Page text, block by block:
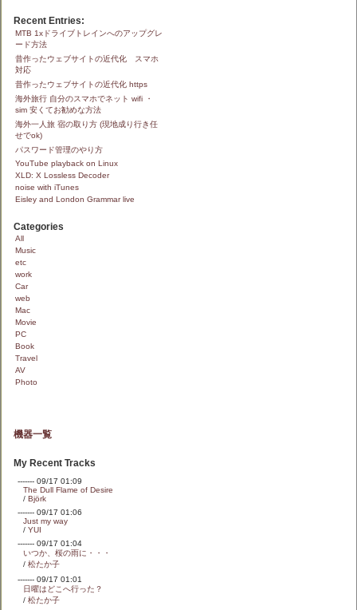
Recent Entries:
MTB 1xドライブトレインへのアップグレ
ード方法
昔作ったウェブサイトの近代化 スマホ
対応
昔作ったウェブサイトの近代化 https
海外旅行 自分のスマホでネット wifi ・
sim 安くてお勧めな方法
海外一人旅 宿の取り方 (現地成り行き任
せでok)
パスワード管理のやり方
YouTube playback on Linux
XLD: X Lossless Decoder
noise with iTunes
Eisley and London Grammar live
Categories
All
Music
etc
work
Car
web
Mac
Movie
PC
Book
Travel
AV
Photo
機器一覧
My Recent Tracks
------- 09/17 01:09
The Dull Flame of Desire
/ Björk
------- 09/17 01:06
Just my way
/ YUI
------- 09/17 01:04
いつか、桜の雨に・・・
/ 松たか子
------- 09/17 01:01
日曜はどこへ行った？
/ 松たか子